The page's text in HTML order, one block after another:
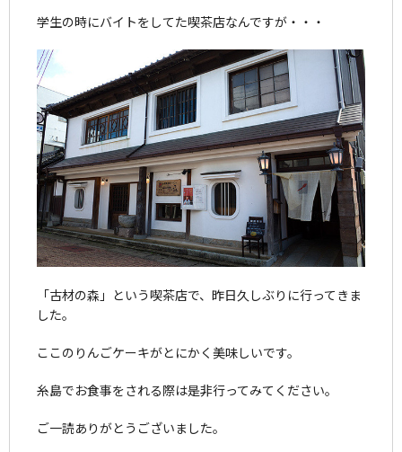
学生の時にバイトをしてた喫茶店なんですが・・・
「古材の森」という喫茶店で、昨日久しぶりに行ってきま
した。
ここのりんごケーキがとにかく美味しいです。
糸島でお食事をされる際は是非行ってみてください。
ご一読ありがとうございました。